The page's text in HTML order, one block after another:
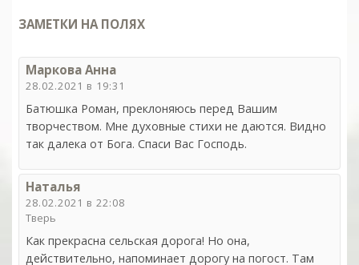
ЗАМЕТКИ НА ПОЛЯХ
Маркова Анна
28.02.2021 в 19:31
Батюшка Роман, преклоняюсь перед Вашим
творчеством. Мне духовные стихи не даются. Видно
так далека от Бога. Спаси Вас Господь.
Наталья
28.02.2021 в 22:08
Тверь
Как прекрасна сельская дорога! Но она,
действительно, напоминает дорогу на погост. Там